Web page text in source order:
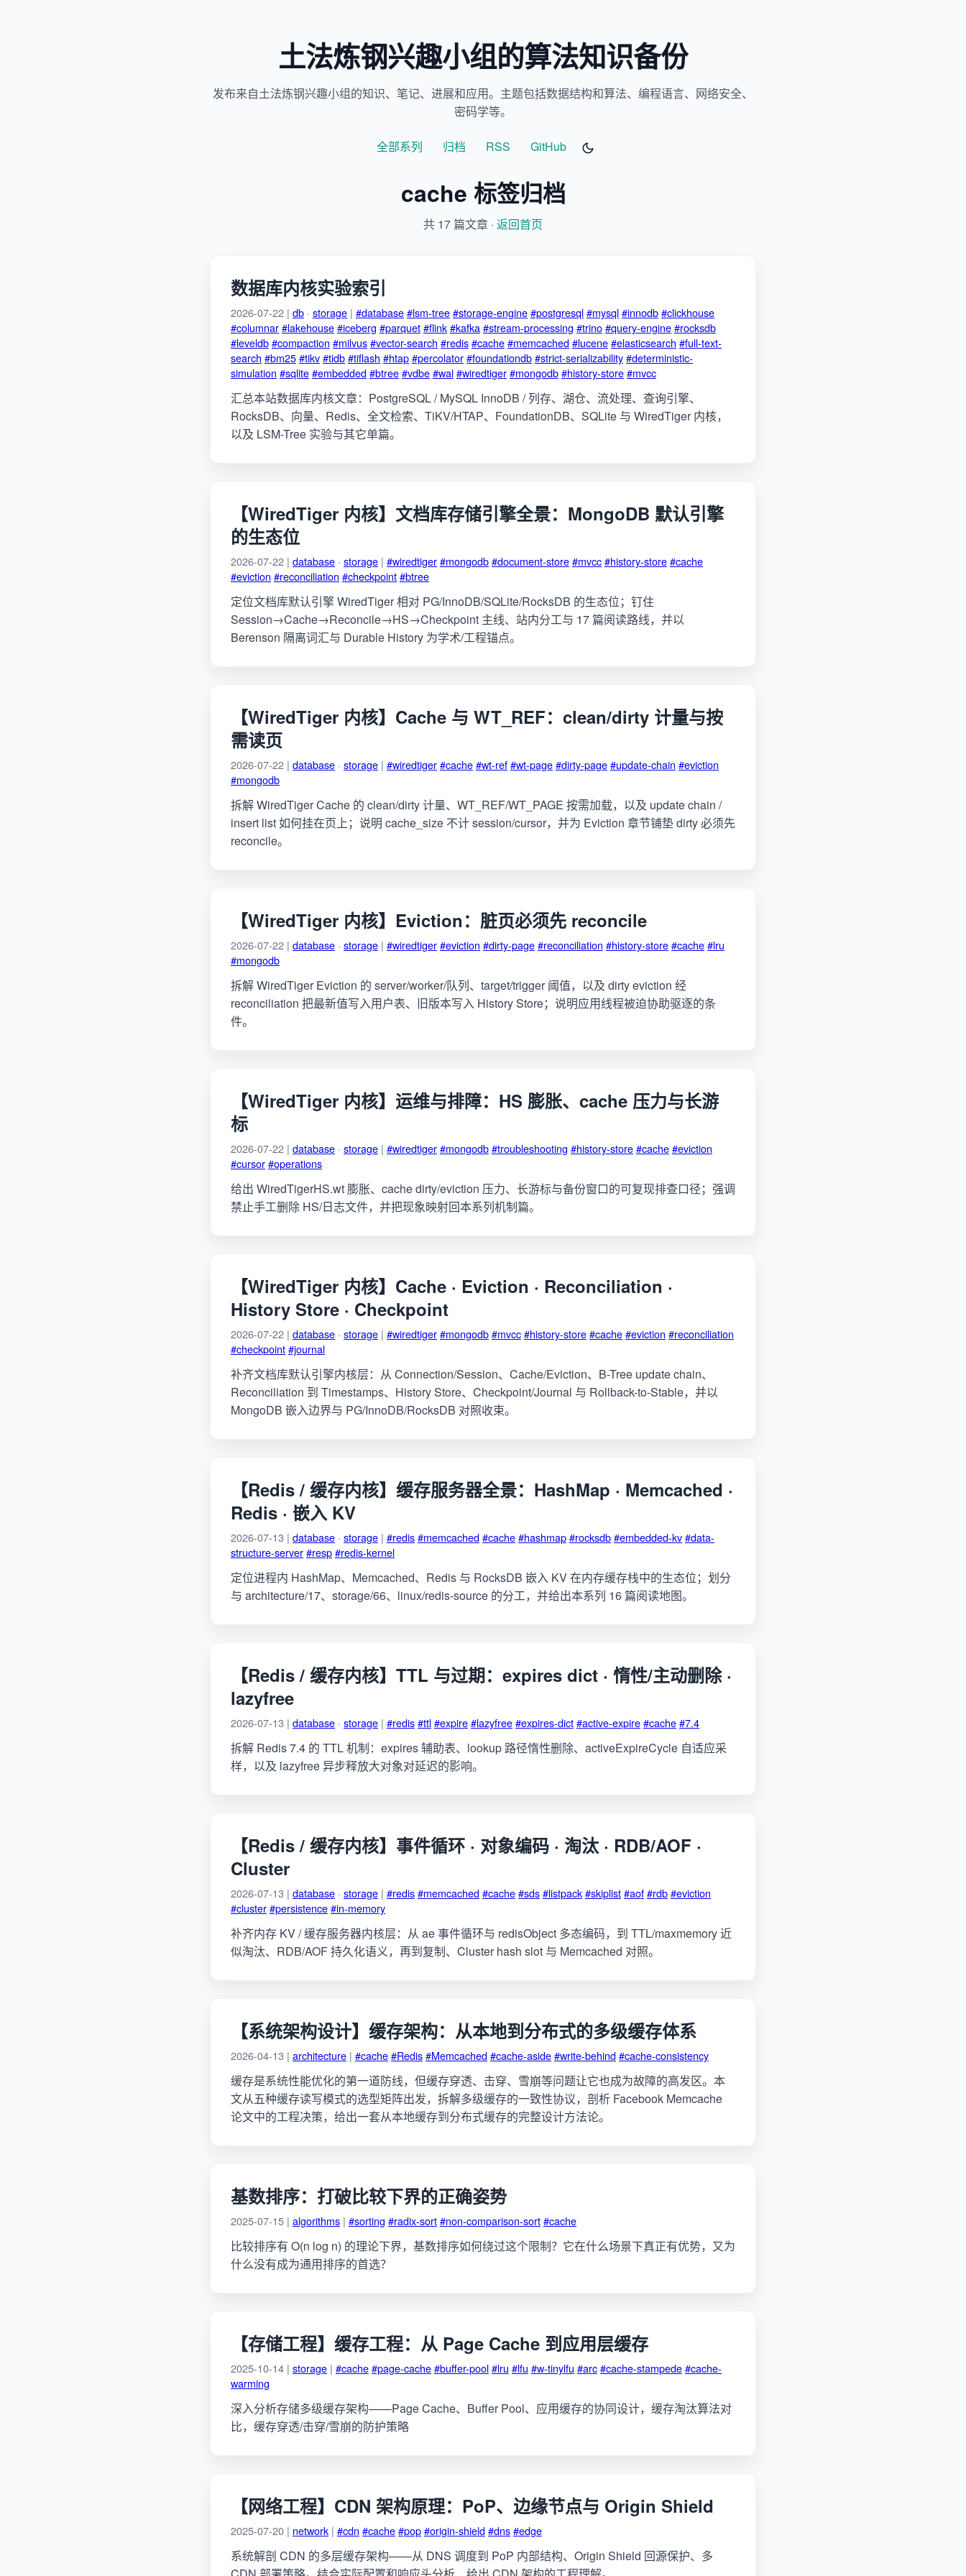
土法炼钢兴趣小组的算法知识备份
发布来自土法炼钢兴趣小组的知识、笔记、进展和应用。主题包括数据结构和算法、编程语言、网络安全、
密码学等。
全部系列 归档 RSS GitHub
cache 标签归档
共 17 篇文章 · 返回首页
数据库内核实验索引
2026-07-22 | db · storage | #database#lsm-tree#storage-engine#postgresql#mysql#innodb#clickhouse
#columnar#lakehouse#iceberg #parquet#flink#kafka#stream-processing #trino#query-engine#rocksdb
#leveldb#compaction #milvus#vector-search #redis#cache#memcached#lucene#elasticsearch #full-text-
search #bm25#tikv#tidb#tiflash #htap#percolator#foundationdb#strict-serializability#deterministic-
simulation #sqlite#embedded#btree#vdbe#wal#wiredtiger#mongodb#history-store#mvcc
汇总本站数据库内核文章：PostgreSQL / MySQL InnoDB / 列存、湖仓、流处理、查询引擎、
RocksDB、向量、Redis、全文检索、TiKV/HTAP、FoundationDB、SQLite 与 WiredTiger 内核，
以及 LSM-Tree 实验与其它单篇。
【WiredTiger 内核】文档库存储引擎全景：MongoDB 默认引擎
的生态位
2026-07-22 | database · storage | #wiredtiger#mongodb#document-store#mvcc#history-store#cache
#eviction #reconciliation #checkpoint#btree
定位文档库默认引擎 WiredTiger 相对 PG/InnoDB/SQLite/RocksDB 的生态位；钉住
Session→Cache→Reconcile→HS→Checkpoint 主线、站内分工与 17 篇阅读路线，并以
Berenson 隔离词汇与 Durable History 为学术/工程锚点。
【WiredTiger 内核】Cache 与 WT_REF：clean/dirty 计量与按
需读页
2026-07-22 | database · storage | #wiredtiger#cache#wt-ref#wt-page#dirty-page#update-chain #eviction
#mongodb
拆解 WiredTiger Cache 的 clean/dirty 计量、WT_REF/WT_PAGE 按需加载，以及 update chain /
insert list 如何挂在页上；说明 cache_size 不计 session/cursor，并为 Eviction 章节铺垫 dirty 必须先
reconcile。
【WiredTiger 内核】Eviction：脏页必须先 reconcile
2026-07-22 | database · storage | #wiredtiger#eviction #dirty-page#reconciliation #history-store#cache#lru
#mongodb
拆解 WiredTiger Eviction 的 server/worker/队列、target/trigger 阈值，以及 dirty eviction 经
reconciliation 把最新值写入用户表、旧版本写入 History Store；说明应用线程被迫协助驱逐的条
件。
【WiredTiger 内核】运维与排障：HS 膨胀、cache 压力与长游
标
2026-07-22 | database · storage | #wiredtiger#mongodb#troubleshooting #history-store#cache#eviction
#cursor#operations
给出 WiredTigerHS.wt 膨胀、cache dirty/eviction 压力、长游标与备份窗口的可复现排查口径；强调
禁止手工删除 HS/日志文件，并把现象映射回本系列机制篇。
【WiredTiger 内核】Cache · Eviction · Reconciliation ·
History Store · Checkpoint
2026-07-22 | database · storage | #wiredtiger#mongodb#mvcc#history-store#cache#eviction #reconciliation
#checkpoint#journal
补齐文档库默认引擎内核层：从 Connection/Session、Cache/Eviction、B-Tree update chain、
Reconciliation 到 Timestamps、History Store、Checkpoint/Journal 与 Rollback-to-Stable，并以
MongoDB 嵌入边界与 PG/InnoDB/RocksDB 对照收束。
【Redis / 缓存内核】缓存服务器全景：HashMap · Memcached ·
Redis · 嵌入 KV
2026-07-13 | database · storage | #redis#memcached#cache#hashmap#rocksdb#embedded-kv#data-
structure-server#resp#redis-kernel
定位进程内 HashMap、Memcached、Redis 与 RocksDB 嵌入 KV 在内存缓存栈中的生态位；划分
与 architecture/17、storage/66、linux/redis-source 的分工，并给出本系列 16 篇阅读地图。
【Redis / 缓存内核】TTL 与过期：expires dict · 惰性/主动删除 ·
lazyfree
2026-07-13 | database · storage | #redis#ttl#expire#lazyfree#expires-dict#active-expire#cache#7.4
拆解 Redis 7.4 的 TTL 机制：expires 辅助表、lookup 路径惰性删除、activeExpireCycle 自适应采
样，以及 lazyfree 异步释放大对象对延迟的影响。
【Redis / 缓存内核】事件循环 · 对象编码 · 淘汰 · RDB/AOF ·
Cluster
2026-07-13 | database · storage | #redis#memcached#cache#sds#listpack#skiplist#aof#rdb#eviction
#cluster#persistence#in-memory
补齐内存 KV / 缓存服务器内核层：从 ae 事件循环与 redisObject 多态编码，到 TTL/maxmemory 近
似淘汰、RDB/AOF 持久化语义，再到复制、Cluster hash slot 与 Memcached 对照。
【系统架构设计】缓存架构：从本地到分布式的多级缓存体系
2026-04-13 | architecture | #cache#Redis#Memcached#cache-aside#write-behind#cache-consistency
缓存是系统性能优化的第一道防线，但缓存穿透、击穿、雪崩等问题让它也成为故障的高发区。本
文从五种缓存读写模式的选型矩阵出发，拆解多级缓存的一致性协议，剖析 Facebook Memcache
论文中的工程决策，给出一套从本地缓存到分布式缓存的完整设计方法论。
基数排序：打破比较下界的正确姿势
2025-07-15 | algorithms | #sorting #radix-sort#non-comparison-sort#cache
比较排序有 O(n log n) 的理论下界，基数排序如何绕过这个限制？它在什么场景下真正有优势，又为
什么没有成为通用排序的首选？
【存储工程】缓存工程：从 Page Cache 到应用层缓存
2025-10-14 | storage | #cache#page-cache#buffer-pool#lru #lfu #w-tinylfu #arc#cache-stampede#cache-
warming
深入分析存储多级缓存架构——Page Cache、Buffer Pool、应用缓存的协同设计，缓存淘汰算法对
比，缓存穿透/击穿/雪崩的防护策略
【网络工程】CDN 架构原理：PoP、边缘节点与 Origin Shield
2025-07-20 | network | #cdn #cache#pop#origin-shield#dns#edge
系统解剖 CDN 的多层缓存架构——从 DNS 调度到 PoP 内部结构、Origin Shield 回源保护、多